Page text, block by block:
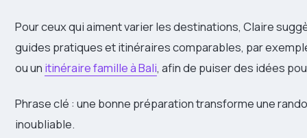
Pour ceux qui aiment varier les destinations, Claire
guides pratiques et itinéraires comparables, par
ou un itinéraire famille à Bali, afin de puiser des idées
Phrase clé : une bonne préparation transforme une
inoubliable.